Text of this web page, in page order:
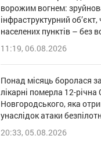
ворожим вогнем:
інфраструктурний об’єкт,
населених пунктів – без
11:19, 06.08.2026
Понад місяць боролася
лікарні померла 12-
Новгородського, яка
унаслідок атаки
20:33, 05.08.2026